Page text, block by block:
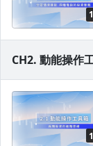
CH2. 動能操作